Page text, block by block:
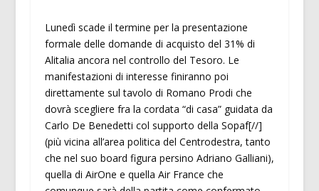
Lunedì scade il termine per la presentazione
formale delle domande di acquisto del 31% di
Alitalia ancora nel controllo del Tesoro. Le
manifestazioni di interesse finiranno poi
direttamente sul tavolo di Romano Prodi che
dovrà scegliere fra la cordata “di casa” guidata da
Carlo De Benedetti col supporto della Sopaf[//]
(più vicina all’area politica del Centrodestra, tanto
che nel suo board figura persino Adriano Galliani),
quella di AirOne e quella Air France che